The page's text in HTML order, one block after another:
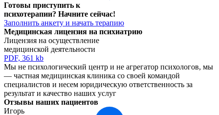
Готовы приступить к
психотерапии? Начните сейчас!
Заполнить анкету и начать терапию
Медицинская лицензия на психиатрию
Лицензия на осуществление
медицинской деятельности
PDF, 361 kb
Мы не психологический центр и не агрегатор психологов, мы
— частная медицинская клиника со своей командой
специалистов и несем юридическую ответственноcть за
результат и качество наших услуг
Отзывы наших пациентов
Игорь